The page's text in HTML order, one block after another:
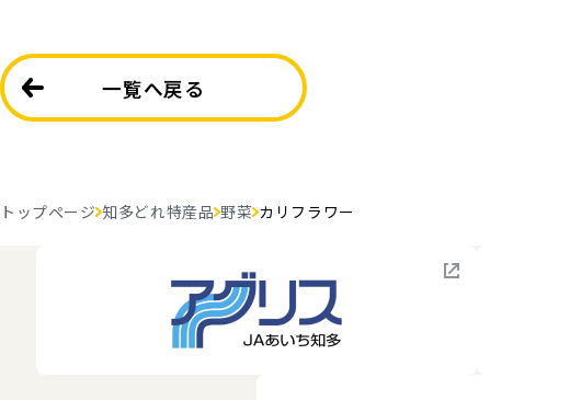
一覧へ戻る
トップページ 知多どれ特産品 野菜 カリフラワー